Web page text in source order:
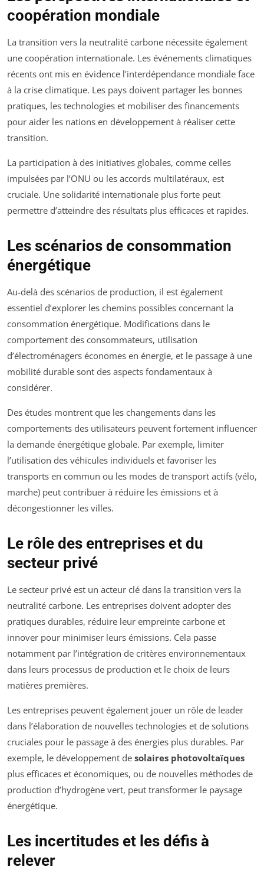
coopération mondiale
La transition vers la neutralité carbone nécessite également
une coopération internationale. Les événements climatiques
récents ont mis en évidence l’interdépendance mondiale face
à la crise climatique. Les pays doivent partager les bonnes
pratiques, les technologies et mobiliser des financements
pour aider les nations en développement à réaliser cette
transition.
La participation à des initiatives globales, comme celles
impulsées par l’ONU ou les accords multilatéraux, est
cruciale. Une solidarité internationale plus forte peut
permettre d’atteindre des résultats plus efficaces et rapides.
Les scénarios de consommation
énergétique
Au-delà des scénarios de production, il est également
essentiel d’explorer les chemins possibles concernant la
consommation énergétique. Modifications dans le
comportement des consommateurs, utilisation
d’électroménagers économes en énergie, et le passage à une
mobilité durable sont des aspects fondamentaux à
considérer.
Des études montrent que les changements dans les
comportements des utilisateurs peuvent fortement influencer
la demande énergétique globale. Par exemple, limiter
l’utilisation des véhicules individuels et favoriser les
transports en commun ou les modes de transport actifs (vélo,
marche) peut contribuer à réduire les émissions et à
décongestionner les villes.
Le rôle des entreprises et du
secteur privé
Le secteur privé est un acteur clé dans la transition vers la
neutralité carbone. Les entreprises doivent adopter des
pratiques durables, réduire leur empreinte carbone et
innover pour minimiser leurs émissions. Cela passe
notamment par l’intégration de critères environnementaux
dans leurs processus de production et le choix de leurs
matières premières.
Les entreprises peuvent également jouer un rôle de leader
dans l’élaboration de nouvelles technologies et de solutions
cruciales pour le passage à des énergies plus durables. Par
exemple, le développement de solaires photovoltaïques
plus efficaces et économiques, ou de nouvelles méthodes de
production d’hydrogène vert, peut transformer le paysage
énergétique.
Les incertitudes et les défis à
relever